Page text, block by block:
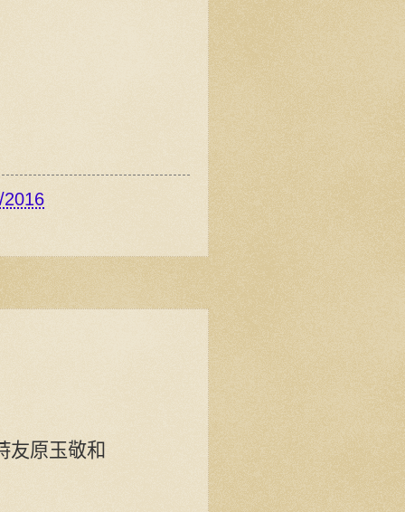
友原玉敬和